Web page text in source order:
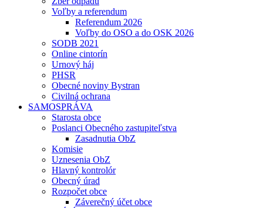
Voľby a referendum
Referendum 2026
Voľby do OSO a do OSK 2026
SODB 2021
Online cintorín
Urnový háj
PHSR
Obecné noviny Bystran
Civilná ochrana
SAMOSPRÁVA
Starosta obce
Poslanci Obecného zastupiteľstva
Zasadnutia ObZ
Komisie
Uznesenia ObZ
Hlavný kontrolór
Obecný úrad
Rozpočet obce
Záverečný účet obce